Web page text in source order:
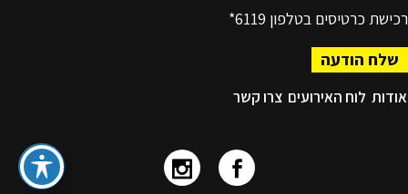
רכישת כרטיסים בטלפון 6119*
שלח הודעה
אודות לוח האירועים צרו קשר